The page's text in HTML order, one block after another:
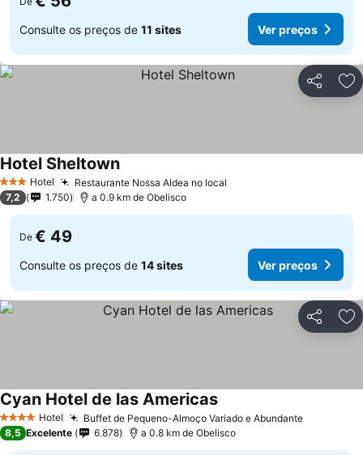
Consulte os preços de 11 sites Ver preços
Partilhar
3 EstrelasHotel Restaurante Nossa Aldea no local
Hotel Sheltown
7,2 1.750 a 0.9 km de Obelisco
De € 49
Consulte os preços de 14 sites Ver preços
Partilhar
4 EstrelasHotel Buffet de Pequeno-Almoço Variado e Abundante
Cyan Hotel de las Americas
8,5 Excelente 6.878 a 0.8 km de Obelisco